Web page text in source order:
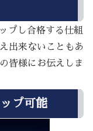
プし合格する仕組
出来ないこともあ
皆様にお伝えしま
プ可能